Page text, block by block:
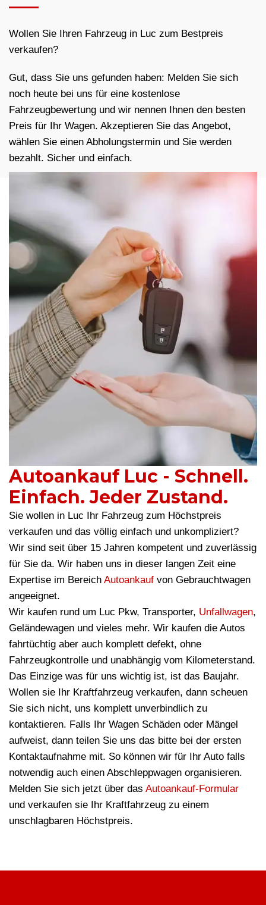
Wollen Sie Ihren Fahrzeug in Luc zum Bestpreis
verkaufen?
Gut, dass Sie uns gefunden haben: Melden Sie sich
noch heute bei uns für eine kostenlose
Fahrzeugbewertung und wir nennen Ihnen den besten
Preis für Ihr Wagen. Akzeptieren Sie das Angebot,
wählen Sie einen Abholungstermin und Sie werden
bezahlt. Sicher und einfach.
Autoankauf Luc - Schnell.
Einfach. Jeder Zustand.
Sie wollen in Luc Ihr Fahrzeug zum Höchstpreis
verkaufen und das völlig einfach und unkompliziert?
Wir sind seit über 15 Jahren kompetent und zuverlässig
für Sie da. Wir haben uns in dieser langen Zeit eine
Expertise im Bereich Autoankauf von Gebrauchtwagen
angeeignet.
Wir kaufen rund um Luc Pkw, Transporter, Unfallwagen,
Geländewagen und vieles mehr. Wir kaufen die Autos
fahrtüchtig aber auch komplett defekt, ohne
Fahrzeugkontrolle und unabhängig vom Kilometerstand.
Das Einzige was für uns wichtig ist, ist das Baujahr.
Wollen sie Ihr Kraftfahrzeug verkaufen, dann scheuen
Sie sich nicht, uns komplett unverbindlich zu
kontaktieren. Falls Ihr Wagen Schäden oder Mängel
aufweist, dann teilen Sie uns das bitte bei der ersten
Kontaktaufnahme mit. So können wir für Ihr Auto falls
notwendig auch einen Abschleppwagen organisieren.
Melden Sie sich jetzt über das Autoankauf-Formular
und verkaufen sie Ihr Kraftfahrzeug zu einem
unschlagbaren Höchstpreis.